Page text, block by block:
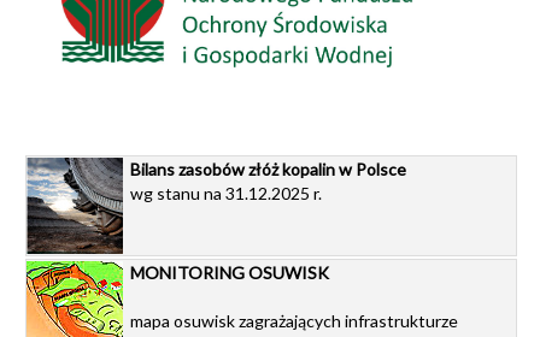
Bilans zasobów złóż kopalin w Polsce
wg stanu na 31.12.2025 r.
MONITORING OSUWISK
mapa osuwisk zagrażających infrastrukturze